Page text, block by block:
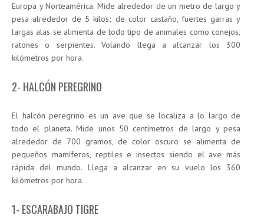
Europa y Norteamérica. Mide alrededor de un metro de largo y
pesa alrededor de 5 kilos; de color castaño, fuertes garras y
largas alas se alimenta de todo tipo de animales como conejos,
ratones o serpientes. Volando llega a alcanzar los 300
kilómetros por hora.
2- HALCÓN PEREGRINO
El halcón peregrino es un ave que se localiza a lo largo de
todo el planeta. Mide unos 50 centímetros de largo y pesa
alrededor de 700 gramos, de color oscuro se alimenta de
pequeños mamíferos, reptiles e insectos siendo el ave más
rápida del mundo. Llega a alcanzar en su vuelo los 360
kilómetros por hora.
1- ESCARABAJO TIGRE